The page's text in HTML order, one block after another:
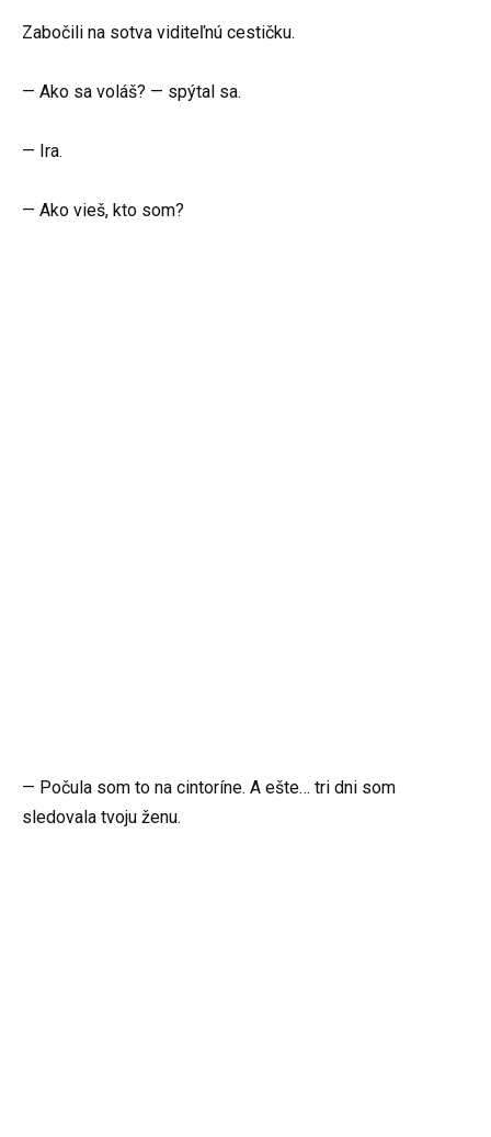
Zabočili na sotva viditeľnú cestičku.
— Ako sa voláš? — spýtal sa.
— Ira.
— Ako vieš, kto som?
— Počula som to na cintoríne. A ešte… tri dni som
sledovala tvoju ženu.